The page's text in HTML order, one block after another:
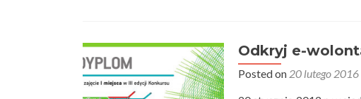
Odkryj e-
Posted on 20 lutego 2016